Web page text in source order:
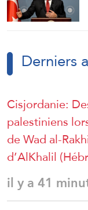
Derniers
Cisjordanie:
palestiniens
de Wad al-
d’AlKhalil
il y a 41